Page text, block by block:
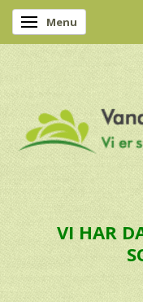
Skifte navigation
Menu
VI HAR